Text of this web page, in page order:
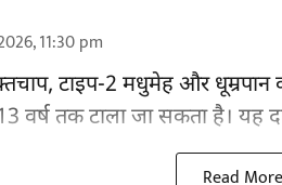
11:30 pm
टाइप-2 मधुमेह और धूम्रपान
तक टाला जा सकता है। यह
Read More